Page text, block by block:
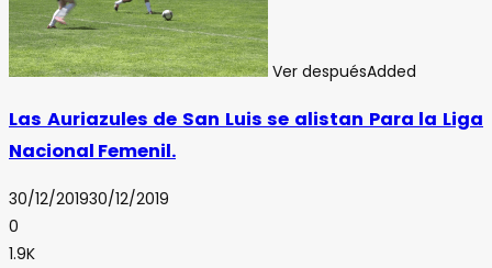
Ver despuésAdded
Las Auriazules de San Luis se alistan Para la Liga
Nacional Femenil.
30/12/201930/12/2019
0
1.9K